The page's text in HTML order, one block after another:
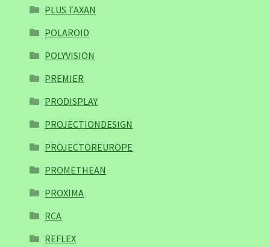
PLUS TAXAN
POLAROID
POLYVISION
PREMIER
PRODISPLAY
PROJECTIONDESIGN
PROJECTOREUROPE
PROMETHEAN
PROXIMA
RCA
REFLEX